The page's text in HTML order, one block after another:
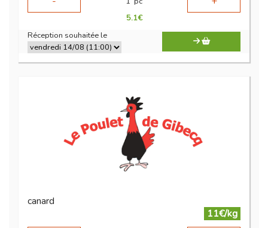
5.1€
Réception souhaitée le
canard
11€/kg